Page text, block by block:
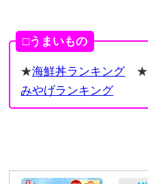
□うまいもの
★海鮮丼ランキング★
みやげランキング